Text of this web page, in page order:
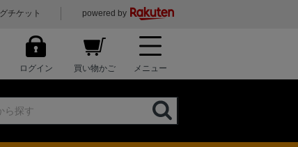
チケット powered by
ログイン 買い物かご メニュー